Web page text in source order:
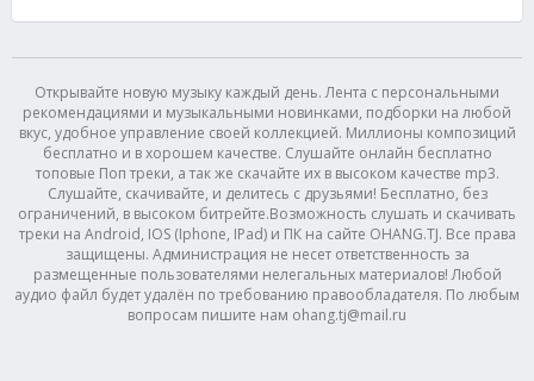
Открывайте новую музыку каждый день. Лента с персональными
рекомендациями и музыкальными новинками, подборки на любой
вкус, удобное управление своей коллекцией. Миллионы композиций
бесплатно и в хорошем качестве. Слушайте онлайн бесплатно
топовые Поп треки, а так же скачайте их в высоком качестве mp3.
Слушайте, скачивайте, и делитесь с друзьями! Бесплатно, без
ограничений, в высоком битрейте.Возможность слушать и скачивать
треки на Android, IOS (Iphone, IPad) и ПК на сайте OHANG.TJ. Все права
защищены. Администрация не несет ответственность за
размещенные пользователями нелегальных материалов! Любой
аудио файл будет удалён по требованию правообладателя. По любым
вопросам пишите нам ohang.tj@mail.ru